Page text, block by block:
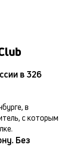
в 326
в
с которым
Без